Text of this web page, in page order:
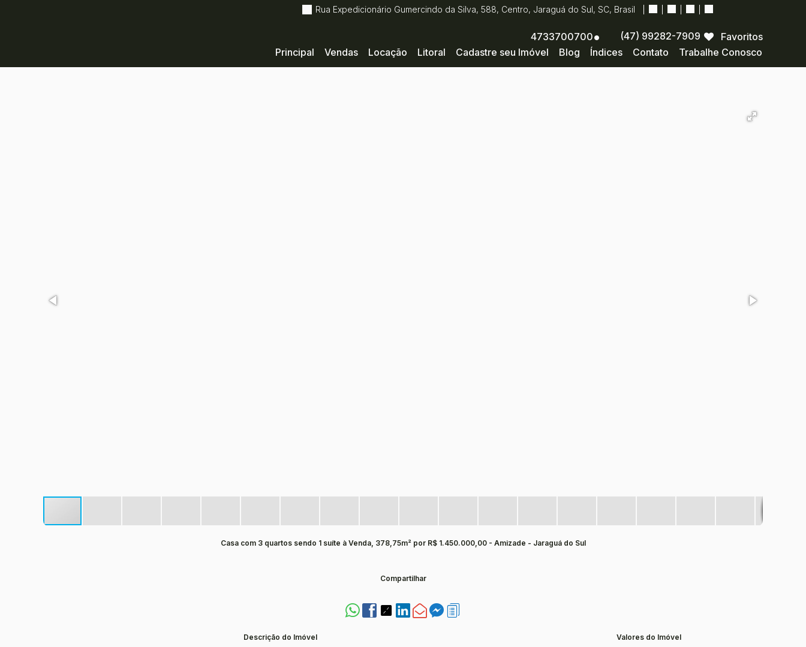
Rua Expedicionário Gumercindo da Silva, 588, Centro, Jaraguá do Sul, SC, Brasil
Trabalhe Conosco
Contato
Índices
Blog
Cadastre seu Imóvel
Litoral
Locação
Vendas
Principal
Favoritos
4733700700 (47) 99282-7909
Casa com 3 quartos sendo 1 suíte à Venda, 378,75m² por R$ 1.450.000,00 - Amizade - Jaraguá do Sul
Compartilhar
Descrição do Imóvel Valores do Imóvel